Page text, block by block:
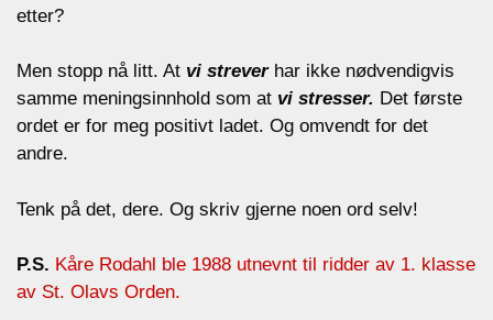
etter?
Men stopp nå litt. At vi strever har ikke nødvendigvis
samme meningsinnhold som at vi stresser. Det første
ordet er for meg positivt ladet. Og omvendt for det
andre.
Tenk på det, dere. Og skriv gjerne noen ord selv!
P.S. Kåre Rodahl ble 1988 utnevnt til ridder av 1. klasse
av St. Olavs Orden.